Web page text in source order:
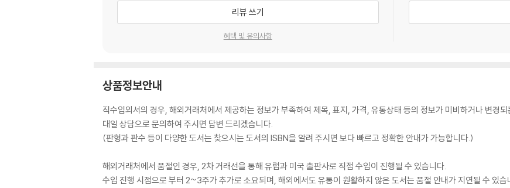
리뷰 쓰기
혜택 및 유의사항
상품정보안내
직수입외서의 경우, 해외거래처에서 제공하는 정보가 부족하여 제목, 표지, 가격, 유통상태 등의 정보가 미비하거나 변경
대일 상담으로 문의하여 주시면 답변 드리겠습니다.
(판형과 판수 등이 다양한 도서는 찾으시는 도서의 ISBN을 알려 주시면 보다 빠르고 정확한 안내가 가능합니다.)
해외거래처에서 품절인 경우, 2차 거래선을 통해 유럽과 미국 출판사로 직접 수입이 진행될 수 있습니다.
수입 진행 시점으로 부터 2~3주가 추가로 소요되며, 해외에서도 유통이 원활하지 않은 도서는 품절 안내가 지연될 수 있습